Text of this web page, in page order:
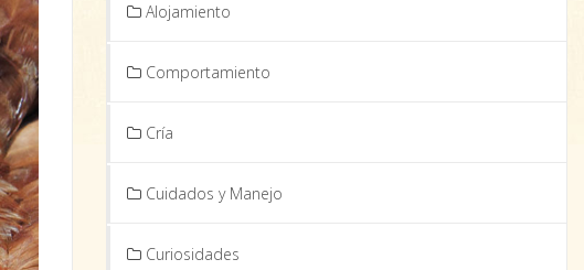
Alojamiento
Comportamiento
Cría
Cuidados y Manejo
Curiosidades